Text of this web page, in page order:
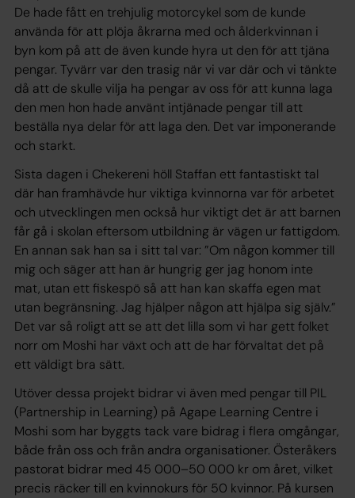
De hade fått en trehjulig motorcykel som de kunde
använda för att plöja åkrarna med och ålderkvinnan i
byn kom på att de även kunde hyra ut den för att tjäna
pengar. Tyvärr var den trasig när vi var där och vi tänkte
då att de skulle vilja ha pengar av oss för att kunna laga
den men hon hade använt intjänade pengar till att
beställa nya delar för att laga den. Det var imponerande
och starkt.
Sista dagen i Chekereni höll Staffan ett fantastiskt tal
där han framhävde hur viktiga kvinnorna var för arbetet
och utvecklingen men också hur viktigt det är att barnen
får gå i skolan eftersom utbildning är vägen ur fattigdom.
En annan sak han sa i sitt tal var: ”Om någon kommer till
mig och säger att han är hungrig ger jag honom inte
mat, utan ett fiskespö så att han kan skaffa egen mat
utan begränsning. Jag hjälper någon att hjälpa sig själv.”
Det var så roligt att se att det lilla som vi har gett folket
norr om Moshi har växt och att de har förvaltat det på
ett väldigt bra sätt.
Utöver dessa projekt bidrar vi även med pengar till PIL
(Partnership in Learning) på Agape Learning Centre i
Moshi som har byggts tack vare bidrag i flera omgångar,
både från oss och från andra organisationer. Österåkers
pastorat bidrar med 45 000–50 000 kr om året, vilket
precis räcker till en kvinnokurs för 50 kvinnor. På kursen